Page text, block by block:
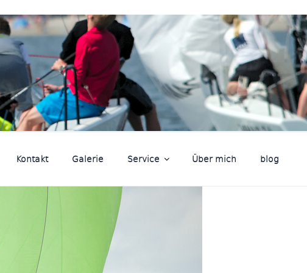
Kontakt Galerie Service Über mich blog